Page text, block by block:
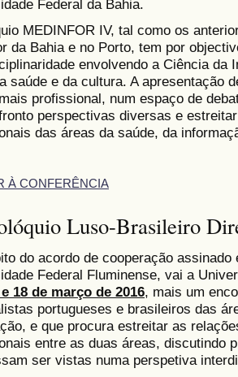
Federal da Bahia.
MEDINFOR IV, tal como os
da Bahia e no Porto, tem por
envolvendo a Ciência da
saúde e da cultura. A apresentação
profissional, num espaço de
perspectivas diversas e
das áreas da saúde, da
À CONFERÊNCIA
Luso-Brasileiro
do acordo de cooperação
Federal Fluminense, vai a
18 de março de 2016, mais um
portugueses e brasileiros das
e que procura estreitar as
entre as duas áreas, discutindo
ser vistas numa perspetiva